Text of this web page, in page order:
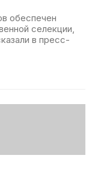
обеспечен
селекции,
в пресс-